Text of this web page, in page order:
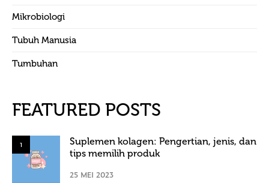
Mikrobiologi
Tubuh Manusia
Tumbuhan
FEATURED POSTS
1
Suplemen kolagen: Pengertian, jenis, dan
tips memilih produk
25 MEI 2023